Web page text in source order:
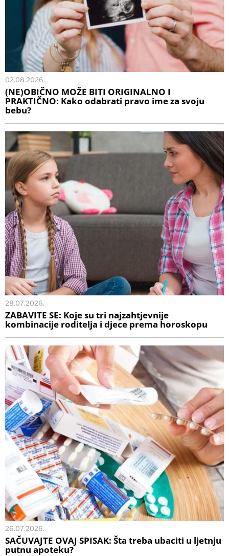
02.08.2026.
(NE)OBIČNO MOŽE BITI ORIGINALNO I
PRAKTIČNO: Kako odabrati pravo ime za svoju
bebu?
28.07.2026.
ZABAVITE SE: Koje su tri najzahtjevnije
kombinacije roditelja i djece prema horoskopu
26.07.2026.
SAČUVAJTE OVAJ SPISAK: Šta treba ubaciti u ljetnju
putnu apoteku?